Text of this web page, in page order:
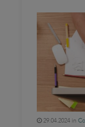
29.04.2024 in